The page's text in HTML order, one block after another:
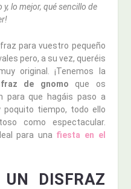
lo mejor, qué sencillo de
para vuestro pequeño
pero, a su vez, queréis
original. ¡Tenemos la
de gnomo que os
para que hagáis paso a
tiempo, todo ello
como espectacular.
para una fiesta en el
DISFRAZ